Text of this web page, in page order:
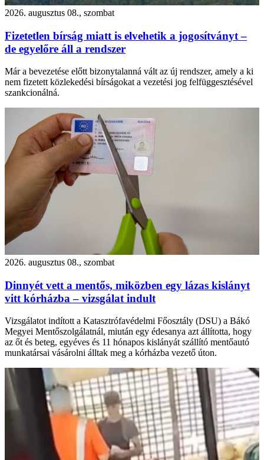
2026. augusztus 08., szombat
Fizetetlen bírság miatt is elvehetik a jogosítványt –
de egyelőre áll a rendszer
Már a bevezetése előtt bizonytalanná vált az új rendszer, amely a ki
nem fizetett közlekedési bírságokat a vezetési jog felfüggesztésével
szankcionálná.
2026. augusztus 08., szombat
Dinnyét vett a mentős, miközben egy lázas kislányt
vitt kórházba – vizsgálat indult
Vizsgálatot indított a Katasztrófavédelmi Főosztály (DSU) a Bákó
Megyei Mentőszolgálatnál, miután egy édesanya azt állította, hogy
az őt és beteg, egyéves és 11 hónapos kislányát szállító mentőautó
munkatársai vásárolni álltak meg a kórházba vezető úton.